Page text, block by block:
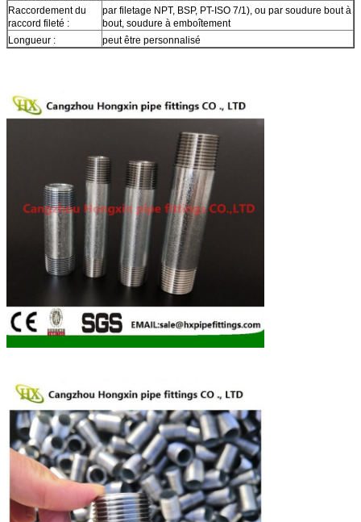
Raccordement du
raccord fileté :
par filetage NPT, BSP, PT-ISO 7/1), ou par soudure bout à
bout, soudure à emboîtement
Longueur :
peut être personnalisé